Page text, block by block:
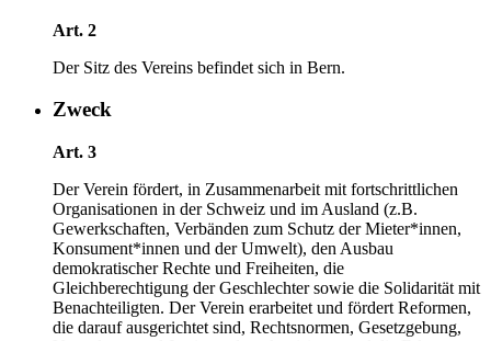
Art. 2
Der Sitz des Vereins befindet sich in Bern.
Zweck
Art. 3
Der Verein fördert, in Zusammenarbeit mit fortschrittlichen
Organisationen in der Schweiz und im Ausland (z.B.
Gewerkschaften, Verbänden zum Schutz der Mieter*innen,
Konsument*innen und der Umwelt), den Ausbau
demokratischer Rechte und Freiheiten, die
Gleichberechtigung der Geschlechter sowie die Solidarität mit
Benachteiligten. Der Verein erarbeitet und fördert Reformen,
die darauf ausgerichtet sind, Rechtsnormen, Gesetzgebung,